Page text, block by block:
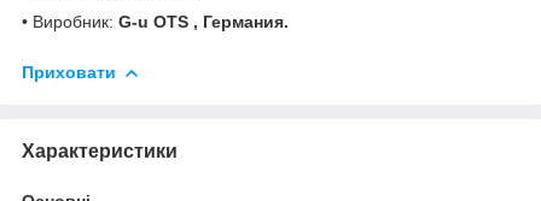
• Виробник: G-u OTS , Германия.
Приховати
Характеристики